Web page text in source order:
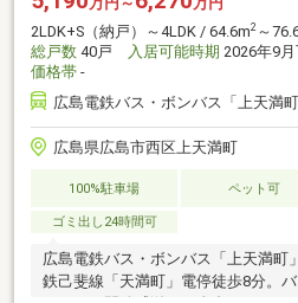
2LDK+S（納戸）～4LDK / 64.6m2 ～
総戸数 40戸 入居可能時期 2026年9
価格帯 -
広島電鉄バス・ボンバス「上天満
広島県広島市西区上天満町
100%駐車場 ペット可
ゴミ出し24時間可
広島電鉄バス・ボンバス「上天満町
鉄己斐線「天満町」電停徒歩8分。